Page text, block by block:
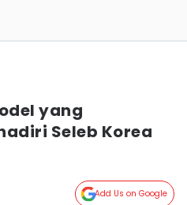
yang
Seleb Korea
Add Us on Google